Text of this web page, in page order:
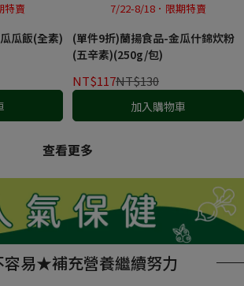
特賣
瓜飯(全素)
7/22-8/18．限期特賣
(單件9折)蘭揚食品-金瓜什錦炊粉
(五辛素)(250g/包)
NT$117NT$130
加入購物車
查看更多
容易★補充營養繼續努力